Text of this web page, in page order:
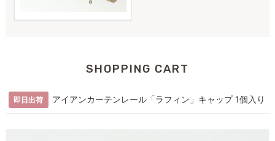
SHOPPING CART
即日出荷 アイアンカーテンレール「ラフィン」キャップ 1個入り